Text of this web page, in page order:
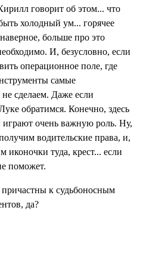
говорит об этом... что
холодный ум... горячее
больше про это
И, безусловно, если
операционное поле, где
самые
сделаем. Даже если
обратимся. Конечно, здесь
очень важную роль. Ну,
водительские права, и,
туда, крест... если
поможет.
к судьбоносным
да?